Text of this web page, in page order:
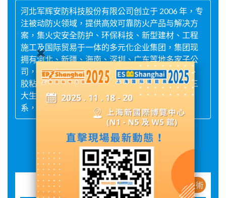
河北军辉安防科技股份有限公司创立于 2006 年，专
注被动防火领域，提供高效可靠防火产品与解决方
案，集火灾安全防护、环保科技、新型建材、工程
施工及国际贸易于一体的多元化企业集团，集团现
拥有河北、新疆、海南、深圳、广东等地多家子公
司，产品线涵盖防火涂料、防火板材、防火堵料、
胶粘剂、防护涂料等。全国设华北、西北、华南三
大生产基地，依托专业团队、先进设备及完善体
系，提供全方位一站式被动防火解决方案。
展品詳情
新産品 / 新技術